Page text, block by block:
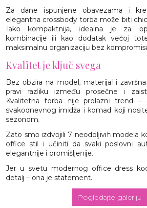
Za dane ispunjene obavezama i
elegantna crossbody torba može biti
Iako kompaktnija, idealna je za
kombinacije ili kao dodatak većoj
maksimalnu organizaciju bez
Kvalitet je ključ svega
Bez obzira na model, materijal i
pravi razliku između prosečne i
Kvalitetna torba nije prolazni trend
svakodnevnog imidža i komad koji
sezonom.
Zato smo izdvojili 7 neodoljivih modela
office stil i učiniti da svaki poslovni
elegantnije i promišljenije.
Jer u svetu modernog office dress
detalj – ona je statement.
Pogledajte galeriju